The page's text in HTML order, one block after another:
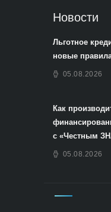
Новости
Льготное
новые
05.08.2026
Как
с «Честным
05.08.2026